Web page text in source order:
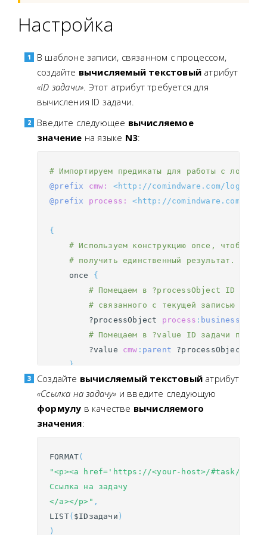
Настройка
В шаблоне записи, связанном с процессом,
создайте вычисляемый текстовый атрибут
«ID задачи». Этот атрибут требуется для
вычисления ID задачи.
Введите следующее вычисляемое
значение на языке N3:
# Импортируем предикаты для работы с
@prefix
cmw: <http://comindware.com/logics#>
@prefix
process: <http://comindware.com/
{
# Используем конструкцию once, чтобы
# получить единственный результат.
once
{
# Помещаем в ?processObject ID
# связанного с текущей записью
?processObject
process :
# Помещаем в ?value ID задачи
?value
cmw : parent ?processObject
}
}
Создайте вычисляемый текстовый атрибут
«Ссылка на задачу» и введите следующую
формулу в качестве вычисляемого
значения:
FORMAT(
"<p><a href='https://<your-host>/#task/{0}'>
Ссылка на задачу
</a></p>" ,
LIST( $IDзадачи )
)